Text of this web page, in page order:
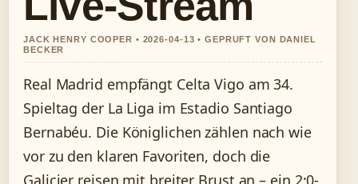
JACK HENRY COOPER • 2026-04-13 • GEPRUFT VON DANIEL
BECKER
Real Madrid empfängt Celta Vigo am 34.
Spieltag der La Liga im Estadio Santiago
Bernabéu. Die Königlichen zählen nach wie
vor zu den klaren Favoriten, doch die
Galicier reisen mit breiter Brust an – ein 2:0-